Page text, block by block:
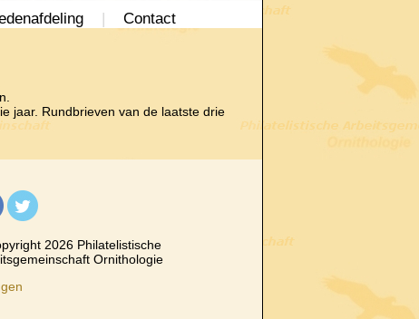
| Contact
jaar. Rundbrieven van de laatste drie
2026 Philatelistische
Ornithologie